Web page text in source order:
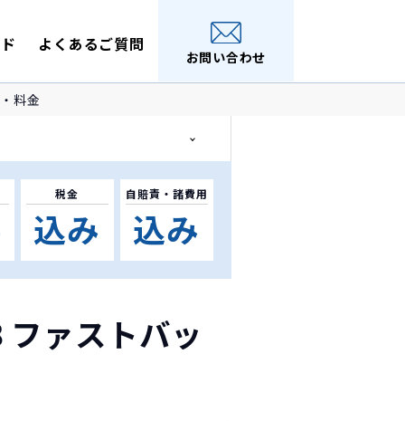
よくあるご質問
お問い合わせ
料金
税金
込み
自賠責・ 諸費用
込み
ァストバッ